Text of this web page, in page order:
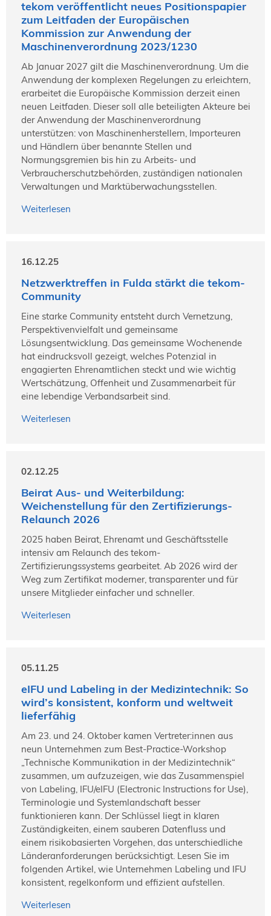
tekom veröffentlicht neues Positionspapier
zum Leitfaden der Europäischen
Kommission zur Anwendung der
Maschinenverordnung 2023/1230
Ab Januar 2027 gilt die Maschinenverordnung. Um die
Anwendung der komplexen Regelungen zu erleichtern,
erarbeitet die Europäische Kommission derzeit einen
neuen Leitfaden. Dieser soll alle beteiligten Akteure bei
der Anwendung der Maschinenverordnung
unterstützen: von Maschinenherstellern, Importeuren
und Händlern über benannte Stellen und
Normungsgremien bis hin zu Arbeits- und
Verbraucherschutzbehörden, zuständigen nationalen
Verwaltungen und Marktüberwachungsstellen.
Weiterlesen
16.12.25
Netzwerktreffen in Fulda stärkt die tekom-
Community
Eine starke Community entsteht durch Vernetzung,
Perspektivenvielfalt und gemeinsame
Lösungsentwicklung. Das gemeinsame Wochenende
hat eindrucksvoll gezeigt, welches Potenzial in
engagierten Ehrenamtlichen steckt und wie wichtig
Wertschätzung, Offenheit und Zusammenarbeit für
eine lebendige Verbandsarbeit sind.
Weiterlesen
02.12.25
Beirat Aus- und Weiterbildung:
Weichenstellung für den Zertifizierungs-
Relaunch 2026
2025 haben Beirat, Ehrenamt und Geschäftsstelle
intensiv am Relaunch des tekom-
Zertifizierungssystems gearbeitet. Ab 2026 wird der
Weg zum Zertifikat moderner, transparenter und für
unsere Mitglieder einfacher und schneller.
Weiterlesen
05.11.25
eIFU und Labeling in der Medizintechnik: So
wird’s konsistent, konform und weltweit
lieferfähig
Am 23. und 24. Oktober kamen Vertreter:innen aus
neun Unternehmen zum Best-Practice-Workshop
„Technische Kommunikation in der Medizintechnik“
zusammen, um aufzuzeigen, wie das Zusammenspiel
von Labeling, IFU/eIFU (Electronic Instructions for Use),
Terminologie und Systemlandschaft besser
funktionieren kann. Der Schlüssel liegt in klaren
Zuständigkeiten, einem sauberen Datenfluss und
einem risikobasierten Vorgehen, das unterschiedliche
Länderanforderungen berücksichtigt. Lesen Sie im
folgenden Artikel, wie Unternehmen Labeling und IFU
konsistent, regelkonform und effizient aufstellen.
Weiterlesen